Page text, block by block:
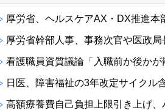
厚労省、ヘルスケアAX・DX推進本
厚労省幹部人事、事務次官や医政局
看護職員資質議論「入職前か後か
日医、障害福祉の3年改定サイクル
高額療養費自己負担上限引き上げ